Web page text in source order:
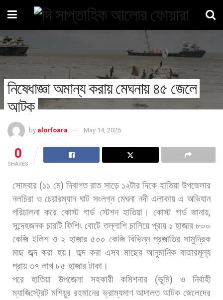
নিষেধাজ্ঞা অমান্য করায় মেঘনায় ৪৫ জেলে
আটক
by alorfoara May 14, 2026
0
SHARES
সোমবার (১১ মে)দিবাগত রাত সাড়ে ১২টার দিকে হাতিয়া উপজেলার
নলচিরা ও চেয়ারম্যান ঘাট সংলগ্ন মেঘনা নদী এলাকায় এ অভিযান
পরিচালনা করে কোস্ট গার্ড স্টেশন হাতিয়া। কোস্ট গার্ড জানায়,
সন্দেহজনক চারটি ফিশিং বোটে তল্লাশি চালিয়ে প্রায় ১ হাজার ৮০০
কেজি ইলিশ ও ২ হাজার ৫০০ কেজি বিভিন্ন প্রজাতির সামুদ্রিক
মাছ জব্দ করা হয়। জব্দ করা এসব মাছের আনুমানিক বাজারমূল্য
প্রায় ৩৭ লাখ ৮৫ হাজার টাকা।
পরে
হাতিয়া উপজেলা সহকারী কমিশনার (ভূমি) ও
নির্বাহী
ম্যাজিস্ট্রেট মশিয়ুর রহমানের ভ্রাম্যমাণ আদালত আটক জেলেদের